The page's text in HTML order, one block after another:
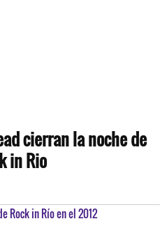
cierran la noche de
in Rio